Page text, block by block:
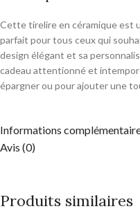
Cette tirelire en céramique est
parfait pour tous ceux qui
design élégant et sa
cadeau attentionné et
épargner ou pour ajouter une
Informations
Avis (0)
Produits similaires